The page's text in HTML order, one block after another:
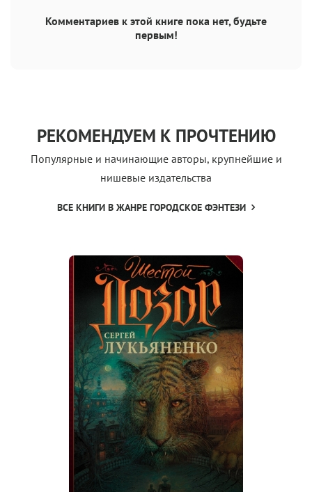
Комментариев к этой книге пока нет, будьте
первым!
РЕКОМЕНДУЕМ К ПРОЧТЕНИЮ
Популярные и начинающие авторы, крупнейшие и
нишевые издательства
ВСЕ КНИГИ В ЖАНРЕ ГОРОДСКОЕ ФЭНТЕЗИ